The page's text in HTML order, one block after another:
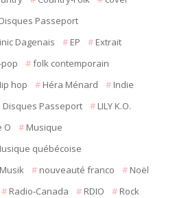
Disques Passeport
Dagenais EP
Extrait
pop
folk contemporain
hop Héra Ménard
Indie
Disques Passeport
LILY K.O.
O
Musique
québécoise
nouveauté franco
Noël
Radio-Canada RDIO
Rock